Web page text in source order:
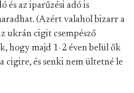
és az iparűzési adó is
(Azért valahol bizarr a
ukrán cigit csempésző
hogy majd 1-2 éven belül ők
cigire, és senki nem ültetné le